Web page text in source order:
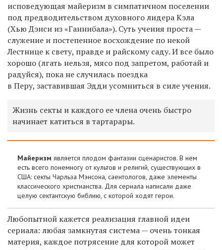
исповедующая майеризм в симпатичном поселении
под предводительством духовного лидера Кэла
(Хью Дэнси из «Ганнибала»). Суть учения проста —
служение и постепенное восхождение по некой
Лестнице к свету, правде и райскому саду. И все было
хорошо (лгать нельзя, мясо под запретом, работай и
радуйся), пока не случилась поездка
в Перу, заставившая Эдди усомниться в силе учения.
Жизнь секты и каждого ее члена очень быстро
начинает катиться в тартарары.
Майеризм является плодом фантазии сценаристов. В нем
есть всего понемногу от культов и религий, существующих в
США: секты Чарльза Мэнсона, саентологов, даже элементы
классического христианства. Для сериала написали даже
целую сектантскую библию, с которой ходят герои.
Любопытной кажется реализация главной идеи
сериала: любая замкнутая система — очень тонкая
материя, каждое потрясение для которой может